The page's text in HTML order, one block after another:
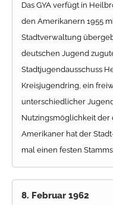
Das GYA verfügt in
den Amerikanern 1955
Stadtverwaltung
deutschen Jugend
Stadtjugendausschuss
Kreisjugendring, ein
unterschiedlicher
Nutzingsmöglichkeit
Amerikaner hat der
mal einen festen
8. Februar 1962